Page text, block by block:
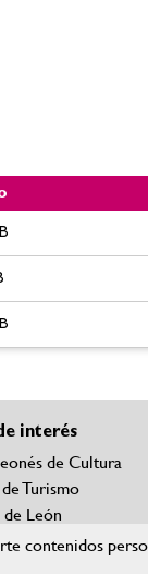
contenidos
Lista
interés
de Cultura
Turismo
León